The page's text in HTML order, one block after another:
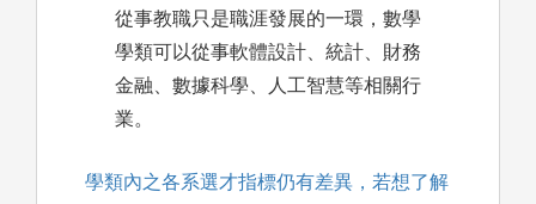
從事教職只是職涯發展的一環，數學
學類可以從事軟體設計、統計、財務
金融、數據科學、人工智慧等相關行
業。
學類內之各系選才指標仍有差異，若想了解